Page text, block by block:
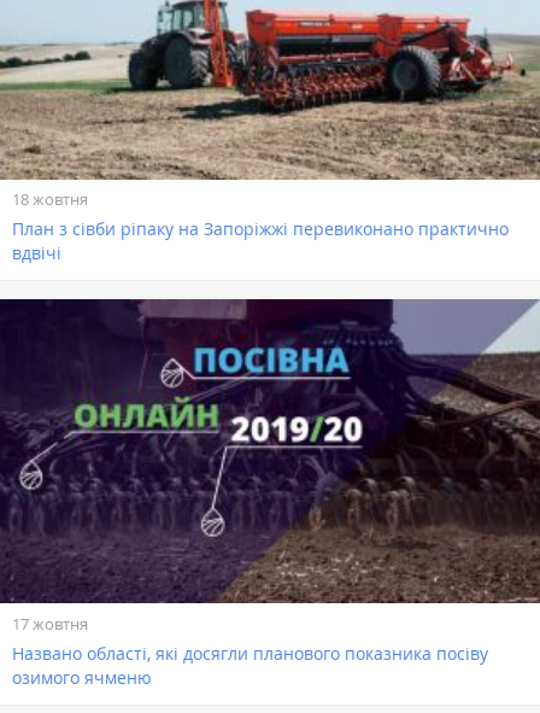
18 жовтня
План з сівби ріпаку на Запоріжжі перевиконано практично
вдвічі
17 жовтня
Названо області, які досягли планового показника посіву
озимого ячменю